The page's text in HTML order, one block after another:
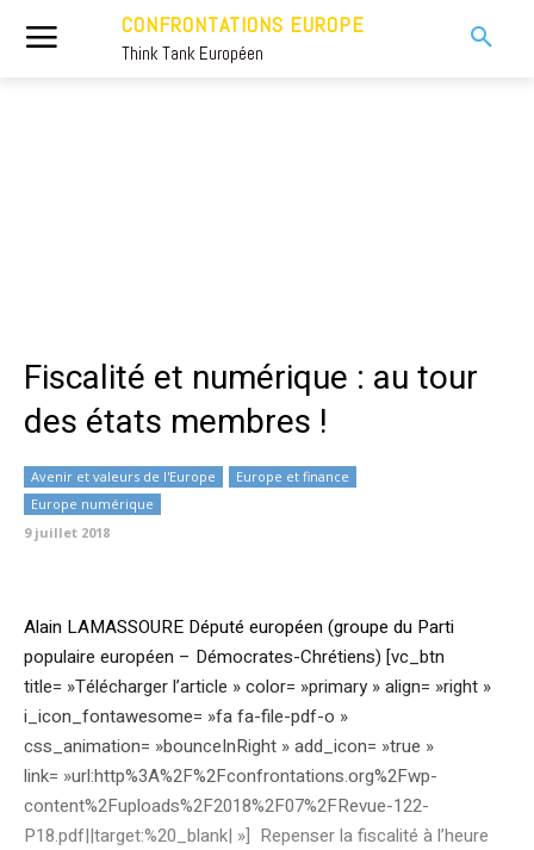
CONFRONTATIONS EUROPE
Think Tank Européen
Fiscalité et numérique : au tour
des états membres !
Avenir et valeurs de l'Europe
Europe et finance
Europe numérique
9 juillet 2018
Alain LAMASSOURE Député européen (groupe du Parti
populaire européen – Démocrates-Chrétiens) [vc_btn
title= »Télécharger l’article » color= »primary » align= »right »
i_icon_fontawesome= »fa fa-file-pdf-o »
css_animation= »bounceInRight » add_icon= »true »
link= »url:http%3A%2F%2Fconfrontations.org%2Fwp-
content%2Fuploads%2F2018%2F07%2FRevue-122-
P18.pdf||target:%20_blank| »] Repenser la fiscalité à l’heure